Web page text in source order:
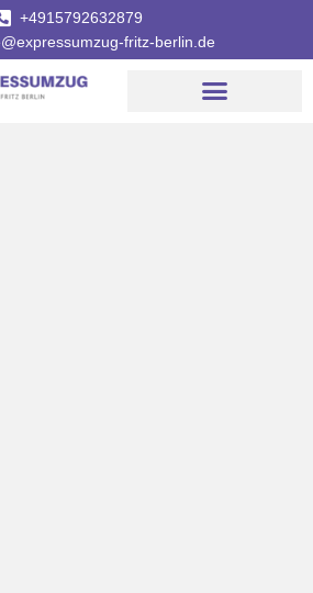
+4915792632879
fritz-berlin.de